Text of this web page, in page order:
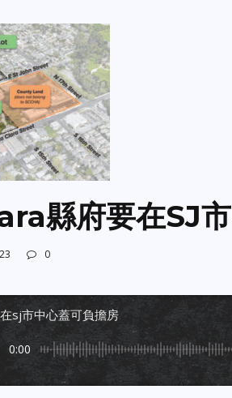
縣府要在SJ
0
sj市中心蓋可負擔房
0:00